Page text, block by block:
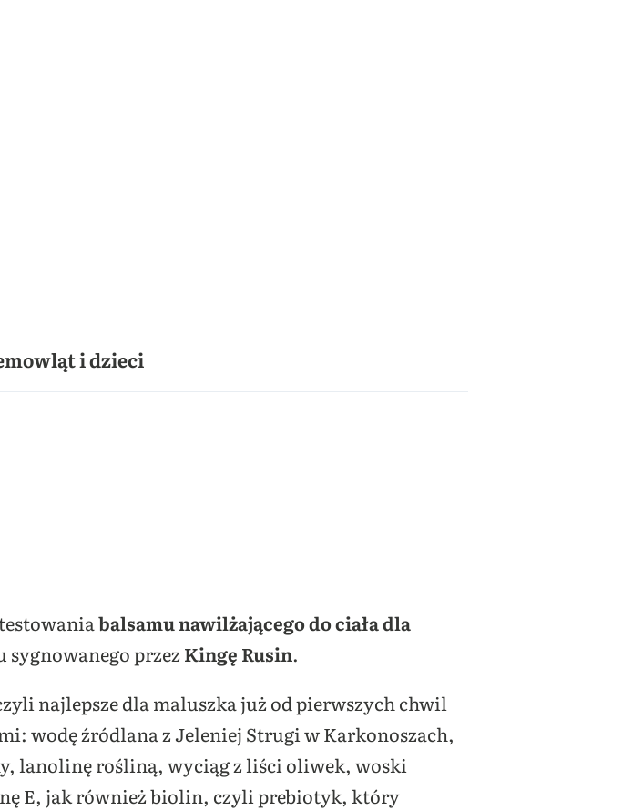
i dzieci
balsamu nawilżającego do ciała dla
sygnowanego przez Kingę Rusin.
najlepsze dla maluszka już od pierwszych chwil
wodę źródlana z Jeleniej Strugi w Karkonoszach,
lanolinę rośliną, wyciąg z liści oliwek, woski
E, jak również biolin, czyli prebiotyk, który